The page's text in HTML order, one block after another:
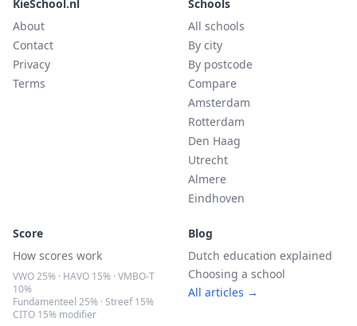
KieSchool.nl
About
Contact
Privacy
Terms
Schools
All schools
By city
By postcode
Compare
Amsterdam
Rotterdam
Den Haag
Utrecht
Almere
Eindhoven
Score
How scores work
VWO 25% · HAVO 15% · VMBO-T
10%
Fundamenteel 25% · Streef 15%
CITO 15% modifier
Blog
Dutch education explained
Choosing a school
All articles →